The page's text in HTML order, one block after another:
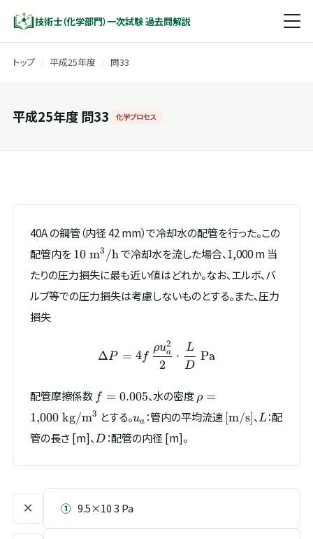
技術士（化学部門）一次試験 過去問解説
トップ 平成25年度 問33
平成25年度 問33 化学プロセス
40A の鋼管（内径 42 mm）で冷却水の配管を行った。この
配管内を10\
\mathrm{m^{3}/h}
10 m3 /hで冷却水を流した場合、1,000 m 当
たりの圧力損失に最も近い値はどれか。なお、エルボ、バ
ルブ等での圧力損失は考慮しないものとする。また、圧力
損失
\Delta P = 4f\,\frac{\rho
ΔP = 4f
2
ρua
2
⋅
D
L Pa
配管摩擦係数 f =
0.005
f = 0.005、水の密度 \rho = 1{,}000\
\mathrm{kg/
ρ =
1,000 kg/m3 とする。u_a
ua ：管内の平均流速 [\mathrm{m/
[m/s]、 L
L：配
管の長さ [m]、 D
D ：配管の内径 [m]。
× ① 9.5×10 3 Pa